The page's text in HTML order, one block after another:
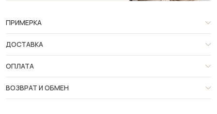
ПРИМЕРКА
ДОСТАВКА
ОПЛАТА
ВОЗВРАТ И ОБМЕН